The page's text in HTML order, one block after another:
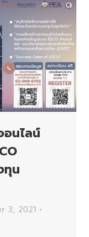
นไลน์
ทุน
3, 2021